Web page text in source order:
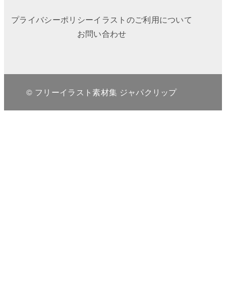
プライバシーポリシーイラストのご利用について
お問い合わせ
© フリーイラスト素材集 ジャパクリップ